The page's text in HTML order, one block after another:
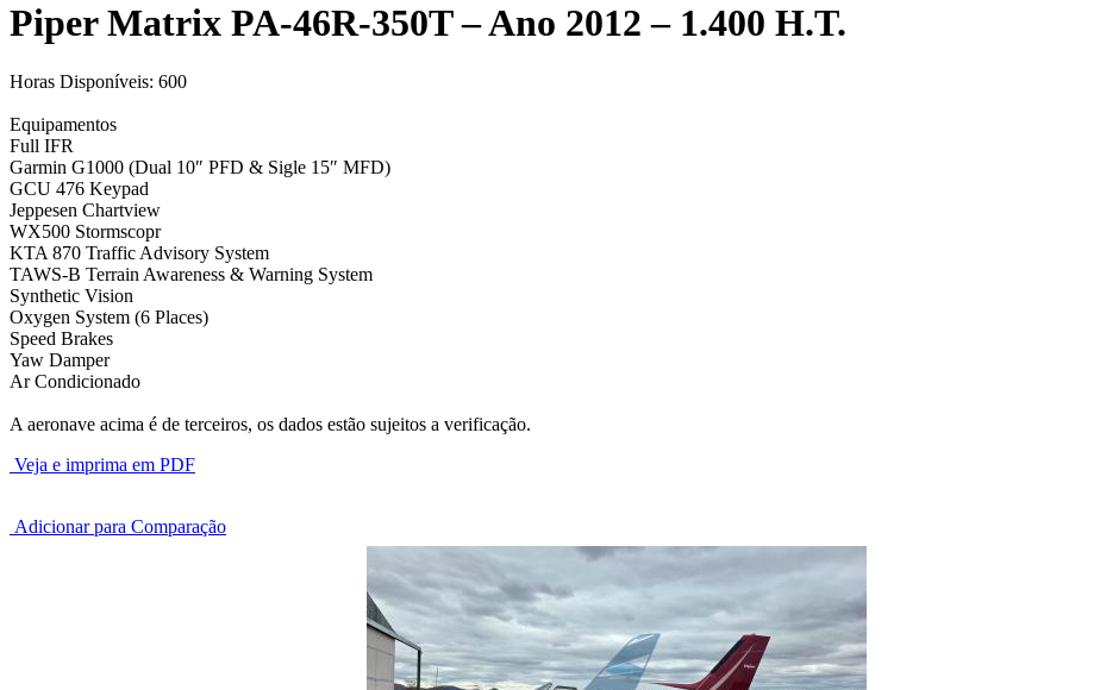
Piper Matrix PA-46R-350T – Ano 2012 – 1.400 H.T.
Horas Disponíveis: 600
Equipamentos
Full IFR
Garmin G1000 (Dual 10″ PFD & Sigle 15″ MFD)
GCU 476 Keypad
Jeppesen Chartview
WX500 Stormscopr
KTA 870 Traffic Advisory System
TAWS-B Terrain Awareness & Warning System
Synthetic Vision
Oxygen System (6 Places)
Speed Brakes
Yaw Damper
Ar Condicionado
A aeronave acima é de terceiros, os dados estão sujeitos a verificação.
Veja e imprima em PDF
Adicionar para Comparação